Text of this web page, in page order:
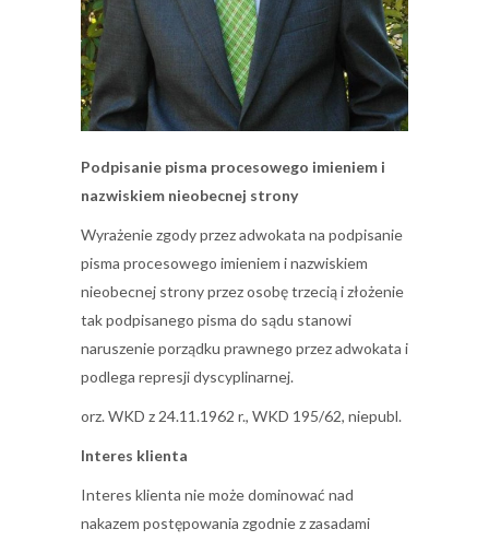
Podpisanie pisma procesowego imieniem i
nazwiskiem nieobecnej strony
Wyrażenie zgody przez adwokata na podpisanie
pisma procesowego imieniem i nazwiskiem
nieobecnej strony przez osobę trzecią i złożenie
tak podpisanego pisma do sądu stanowi
naruszenie porządku prawnego przez adwokata i
podlega represji dyscyplinarnej.
orz. WKD z 24.11.1962 r., WKD 195/62, niepubl.
Interes klienta
Interes klienta nie może dominować nad
nakazem postępowania zgodnie z zasadami